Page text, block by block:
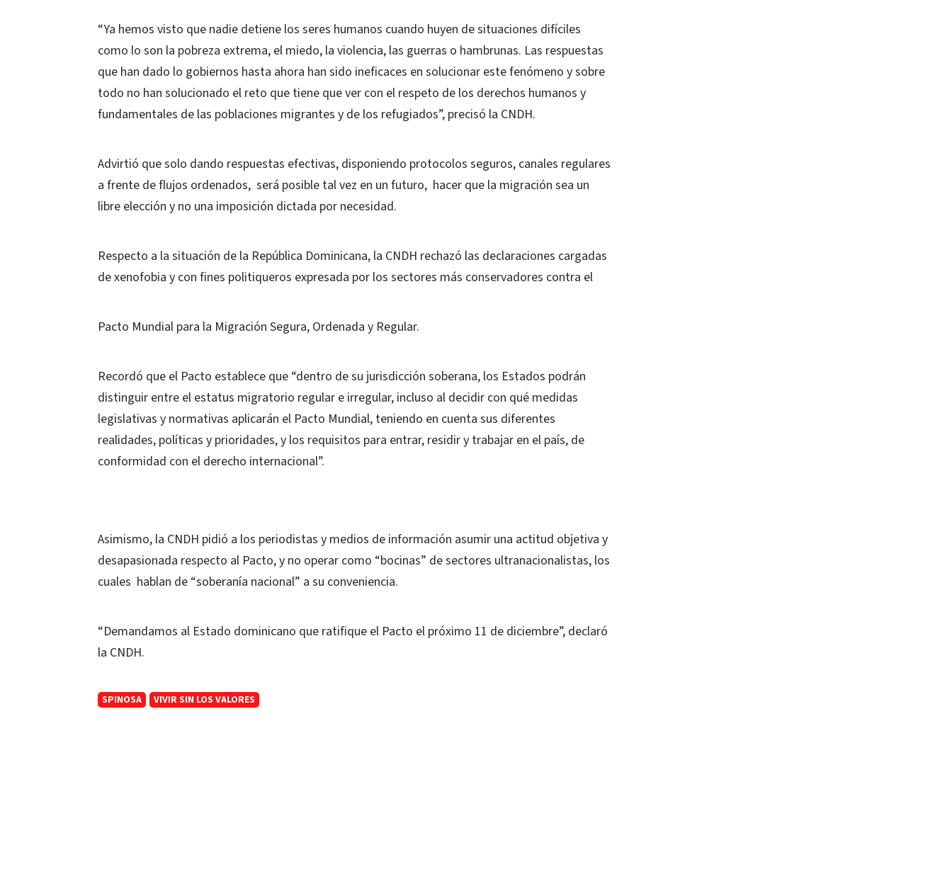
“Ya hemos visto que nadie detiene los seres humanos cuando huyen de situaciones difíciles
como lo son la pobreza extrema, el miedo, la violencia, las guerras o hambrunas. Las respuestas
que han dado lo gobiernos hasta ahora han sido ineficaces en solucionar este fenómeno y sobre
todo no han solucionado el reto que tiene que ver con el respeto de los derechos humanos y
fundamentales de las poblaciones migrantes y de los refugiados”, precisó la CNDH.
Advirtió que solo dando respuestas efectivas, disponiendo protocolos seguros, canales regulares
a frente de flujos ordenados, será posible tal vez en un futuro, hacer que la migración sea un
libre elección y no una imposición dictada por necesidad.
Respecto a la situación de la República Dominicana, la CNDH rechazó las declaraciones cargadas
de xenofobia y con fines politiqueros expresada por los sectores más conservadores contra el
Pacto Mundial para la Migración Segura, Ordenada y Regular.
Recordó que el Pacto establece que “dentro de su jurisdicción soberana, los Estados podrán
distinguir entre el estatus migratorio regular e irregular, incluso al decidir con qué medidas
legislativas y normativas aplicarán el Pacto Mundial, teniendo en cuenta sus diferentes
realidades, políticas y prioridades, y los requisitos para entrar, residir y trabajar en el país, de
conformidad con el derecho internacional”.
Asimismo, la CNDH pidió a los periodistas y medios de información asumir una actitud objetiva y
desapasionada respecto al Pacto, y no operar como “bocinas” de sectores ultranacionalistas, los
cuales hablan de “soberanía nacional” a su conveniencia.
“Demandamos al Estado dominicano que ratifique el Pacto el próximo 11 de diciembre”, declaró
la CNDH.
SPINOSA VIVIR SIN LOS VALORES